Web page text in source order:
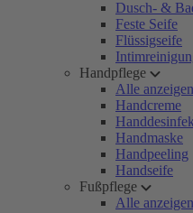
Dusch- &
Feste Seife
Flüssigseife
Handpflege
Alle anzeigen
Handcreme
Handmaske
Handpeeling
Handseife
Fußpflege
Alle anzeigen